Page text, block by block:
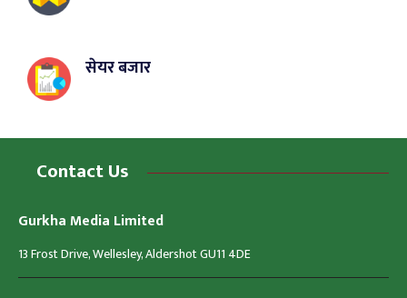
सेयर बजार
Contact Us
Gurkha Media Limited
13 Frost Drive, Wellesley, Aldershot GU11 4DE